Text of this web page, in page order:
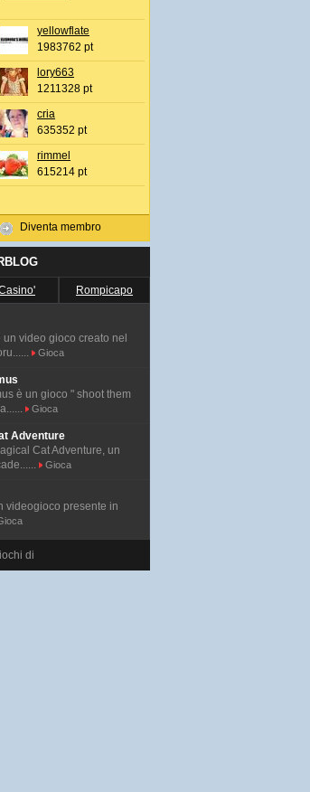
yellowflate
1983762 pt
lory663
1211328 pt
cria
635352 pt
rimmel
615214 pt
Diventa membro
Rompicapo
un video gioco creato nel
Gioca
è un gioco " shoot them
Gioca
Adventure
Cat Adventure, un
Gioca
videogioco presente in
di